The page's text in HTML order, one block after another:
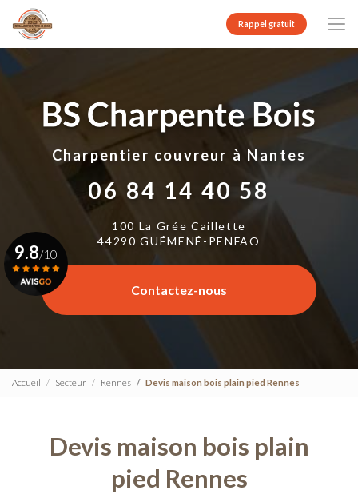
contenu
principal
Rappel gratuit
Charpentier couvreur à Nantes
06 84 14 40 58
100 La Grée Caillette
44290 GUÉMENÉ-PENFAO
Contactez-nous
9.8/10
Voir le certificat
Accueil Secteur Rennes Devis maison bois plain pied Rennes
Devis maison bois plain
pied Rennes